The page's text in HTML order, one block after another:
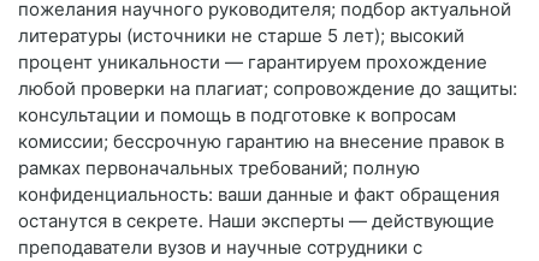
пожелания научного руководителя; подбор актуальной
литературы (источники не старше 5 лет); высокий
процент уникальности — гарантируем прохождение
любой проверки на плагиат; сопровождение до защиты:
консультации и помощь в подготовке к вопросам
комиссии; бессрочную гарантию на внесение правок в
рамках первоначальных требований; полную
конфиденциальность: ваши данные и факт обращения
останутся в секрете. Наши эксперты — действующие
преподаватели вузов и научные сотрудники с